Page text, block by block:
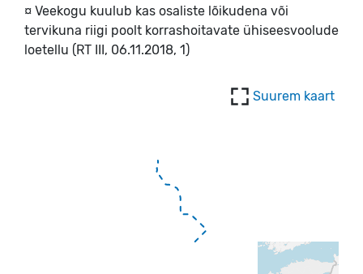
¤ Veekogu kuulub kas osaliste lõikudena või
tervikuna riigi poolt korrashoitavate ühiseesvoolude
loetellu (RT III, 06.11.2018, 1)
Suurem kaart